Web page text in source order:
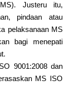
Justeru itu,
pindaan atau
pelaksanaan MS
bagi menepati
9001:2008 dan
MS ISO